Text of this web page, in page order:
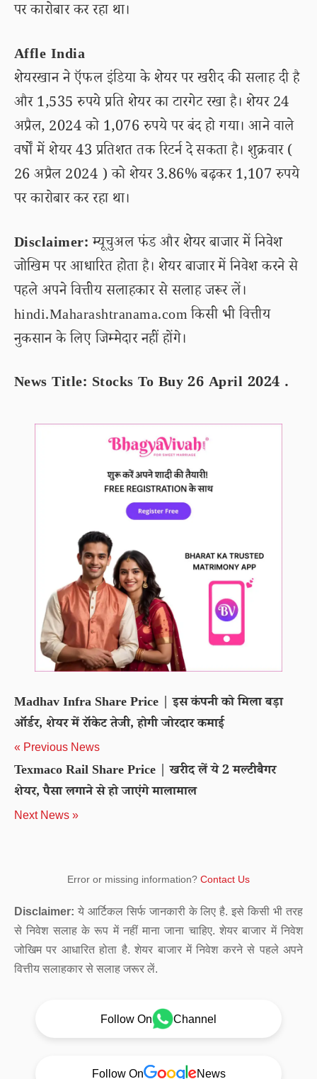
पर कारोबार कर रहा था।
Affle India
शेयरखान ने ऍफल इंडिया के शेयर पर खरीद की सलाह दी है
और 1,535 रुपये प्रति शेयर का टारगेट रखा है। शेयर 24
अप्रैल, 2024 को 1,076 रुपये पर बंद हो गया। आने वाले
वर्षों में शेयर 43 प्रतिशत तक रिटर्न दे सकता है। शुक्रवार (
26 अप्रैल 2024 ) को शेयर 3.86% बढ़कर 1,107 रुपये
पर कारोबार कर रहा था।
Disclaimer:म्यूचुअल फंड और शेयर बाजार में निवेश
जोखिम पर आधारित होता है। शेयर बाजार में निवेश करने से
पहले अपने वित्तीय सलाहकार से सलाह जरूर लें।
hindi.Maharashtranama.com किसी भी वित्तीय
नुकसान के लिए जिम्मेदार नहीं होंगे।
News Title: Stocks To Buy 26 April 2024 .
Madhav Infra Share Price | इस कंपनी को मिला बड़ा
ऑर्डर, शेयर में रॉकेट तेजी, होगी जोरदार कमाई
« Previous News
Texmaco Rail Share Price | खरीद लें ये 2 मल्‍टीबैगर
शेयर, पैसा लगाने से हो जाएंगे मालामाल
Next News »
Error or missing information? Contact Us
Disclaimer: ये आर्टिकल सिर्फ जानकारी के लिए है. इसे किसी भी तरह
से निवेश सलाह के रूप में नहीं माना जाना चाहिए. शेयर बाजार में निवेश
जोखिम पर आधारित होता है. शेयर बाजार में निवेश करने से पहले अपने
वित्तीय सलाहकार से सलाह जरूर लें.
Follow On Channel
Follow On News